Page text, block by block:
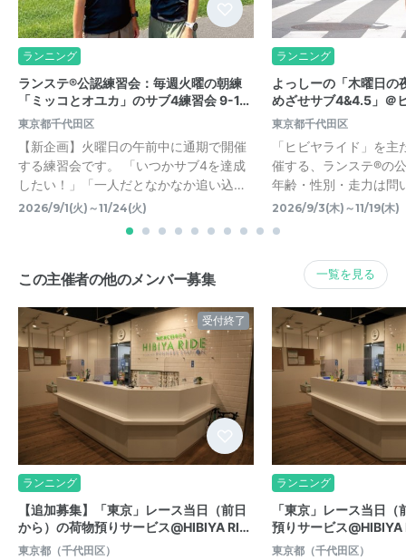
ランニング
ランステ®公認練習会：毎週火曜の朝練
「ミッコとオユカ」のサブ4練習会 9-1…
東京都千代田区
【新企画】火曜日の午前中に通期で開催
する練習会です。 「いつかサブ4を達成
したい！」「一人だとなかなか追い込…
2026/9/1(火)～11/24(火)
ランニング
よっしーの「木曜日の
めざせサブ4&4.5」＠
東京都千代田区
「ヒビヤライド」を
催する、ランステ®の
年齢・性別・走力は問
2026/9/3(木)～11/19(木)
この主催者の他のメンバー募集 一覧を見る
受付終了
ランニング
【追加募集】「東京」レース当日（前日
から）の荷物預りサービス@HIBIYA RI…
東京都（千代田区）
ランニング
「東京」レース当日
預りサービス@HIBIYA
東京都（千代田区）